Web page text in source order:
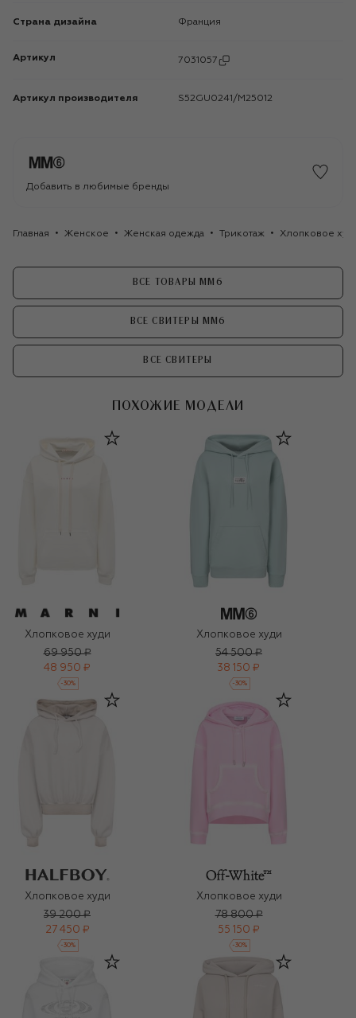
Страна дизайна Франция
Артикул 7031057
Артикул производителя S52GU0241/M25012
Добавить в любимые бренды
Главная Женское Женская одежда Трикотаж Хлопковое
ВСЕ ТОВАРЫ MM6
ВСЕ СВИТЕРЫ MM6
ВСЕ СВИТЕРЫ
ПОХОЖИЕ МОДЕЛИ
Хлопковое худи
69 950 ₽
48 950 ₽
-30%
Хлопковое худи
54 500 ₽
38 150 ₽
-30%
Хлопковое худи
39 200 ₽
27 450 ₽
-30%
Хлопковое худи
78 800 ₽
55 150 ₽
-30%